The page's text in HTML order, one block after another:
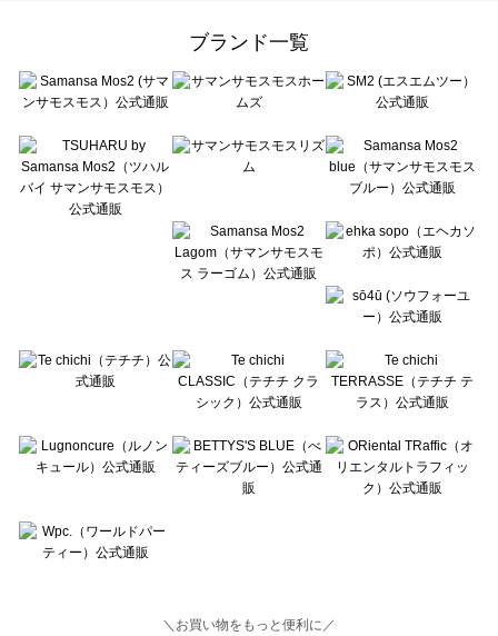
Te chichi（テチチ）の一覧
Te chichi CLASSIC（テチチ クラシック）の一覧
Lugnoncure（ルノンキュール）の一覧
BETTY'S BLUE（べティーズブルー）の一覧
Wpc.（ワールドパーティー）の一覧
ブランド一覧
＼お買い物をもっと便利に／